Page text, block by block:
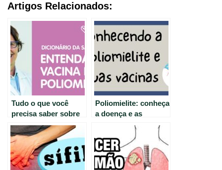
Artigos Relacionados:
Tudo o que você
precisa saber sobre
vacinação da
poliomielite
Poliomielite: conheça
a doença e as
vacinas disponíveis.